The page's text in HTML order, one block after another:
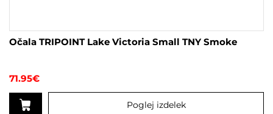
Očala TRIPOINT Lake Victoria Small TNY Smoke
71.95€
Poglej izdelek